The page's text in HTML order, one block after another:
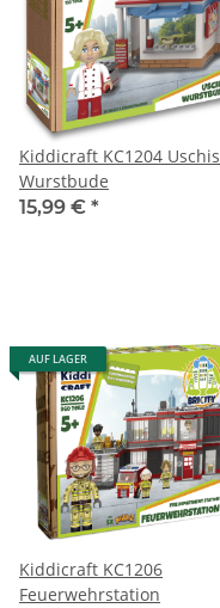
Kiddicraft KC1204 Uschis
Wurstbude
15,99 € *
AUF LAGER
Kiddicraft KC1206
Feuerwehrstation